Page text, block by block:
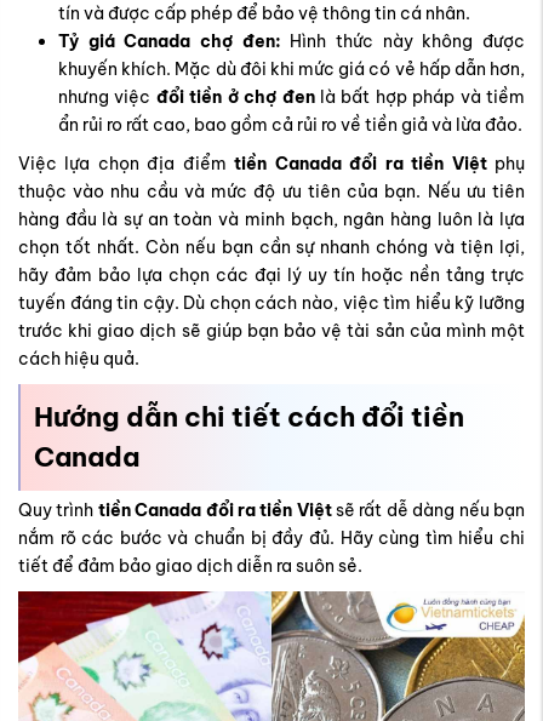
tín và được cấp phép để bảo vệ thông tin cá nhân.
Tỷ giá Canada chợ đen: Hình thức này không được
khuyến khích. Mặc dù đôi khi mức giá có vẻ hấp dẫn hơn,
nhưng việc đổi tiền ở chợ đenlà bất hợp pháp và tiềm
ẩn rủi ro rất cao, bao gồm cả rủi ro về tiền giả và lừa đảo.
Việc lựa chọn địa điểmtiền Canada đổi ra tiền Việtphụ
thuộc vào nhu cầu và mức độ ưu tiên của bạn. Nếu ưu tiên
hàng đầu là sự an toàn và minh bạch, ngân hàng luôn là lựa
chọn tốt nhất. Còn nếu bạn cần sự nhanh chóng và tiện lợi,
hãy đảm bảo lựa chọn các đại lý uy tín hoặc nền tảng trực
tuyến đáng tin cậy. Dù chọn cách nào, việc tìm hiểu kỹ lưỡng
trước khi giao dịch sẽ giúp bạn bảo vệ tài sản của mình một
cách hiệu quả.
Hướng dẫn chi tiết cách đổi tiền
Canada
Quy trình tiền Canada đổi ra tiền Việtsẽ rất dễ dàng nếu bạn
nắm rõ các bước và chuẩn bị đầy đủ. Hãy cùng tìm hiểu chi
tiết để đảm bảo giao dịch diễn ra suôn sẻ.